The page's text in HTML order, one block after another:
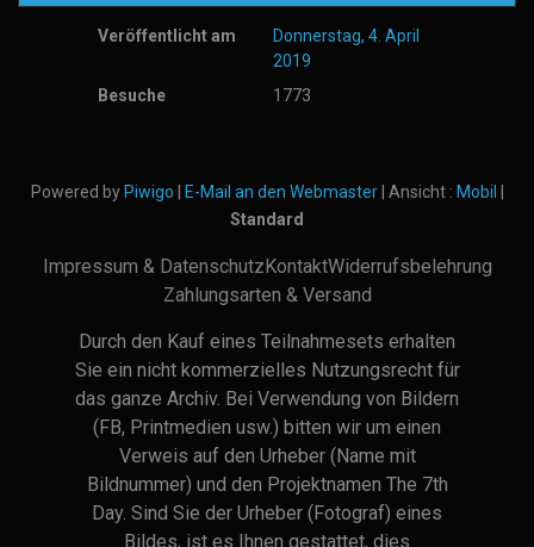
Veröffentlicht am
Donnerstag, 4. April
2019
Besuche
1773
Powered by Piwigo E-Mail an den Webmaster| Ansicht : Mobil
Standard
Impressum & Datenschutz KontaktWiderrufsbelehrung
Zahlungsarten & Versand
Durch den Kauf eines Teilnahmesets erhalten
Sie ein nicht kommerzielles Nutzungsrecht für
das ganze Archiv. Bei Verwendung von Bildern
(FB, Printmedien usw.) bitten wir um einen
Verweis auf den Urheber (Name mit
Bildnummer) und den Projektnamen The 7th
Day. Sind Sie der Urheber (Fotograf) eines
Bildes, ist es Ihnen gestattet, dies